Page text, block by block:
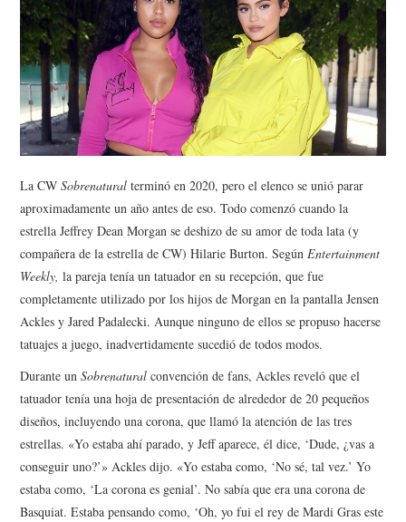
SPORTS
TECHNOLOGY
La CWSobrenatural terminó en 2020, pero el elenco se unió parar
aproximadamente un año antes de eso. Todo comenzó cuando la
estrella Jeffrey Dean Morgan se deshizo de su amor de toda lata (y
compañera de la estrella de CW) Hilarie Burton. SegúnEntertainment
Weekly, la pareja tenía un tatuador en su recepción, que fue
completamente utilizado por los hijos de Morgan en la pantalla Jensen
Ackles y Jared Padalecki. Aunque ninguno de ellos se propuso hacerse
tatuajes a juego, inadvertidamente sucedió de todos modos.
Durante unSobrenatural convención de fans, Ackles reveló que el
tatuador tenía una hoja de presentación de alrededor de 20 pequeños
diseños, incluyendo una corona, que llamó la atención de las tres
estrellas. «Yo estaba ahí parado, y Jeff aparece, él dice, ‘Dude, ¿vas a
conseguir uno?’» Ackles dijo. «Yo estaba como, ‘No sé, tal vez.’ Yo
estaba como, ‘La corona es genial’. No sabía que era una corona de
Basquiat. Estaba pensando como, ‘Oh, yo fui el rey de Mardi Gras este